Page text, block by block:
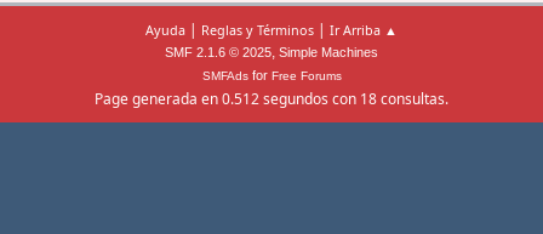
Ayuda | Reglas y Términos | Ir Arriba ▲
SMF 2.1.6 © 2025, Simple Machines
SMFAdsfor Free Forums
Page generada en 0.512 segundos con 18 consultas.